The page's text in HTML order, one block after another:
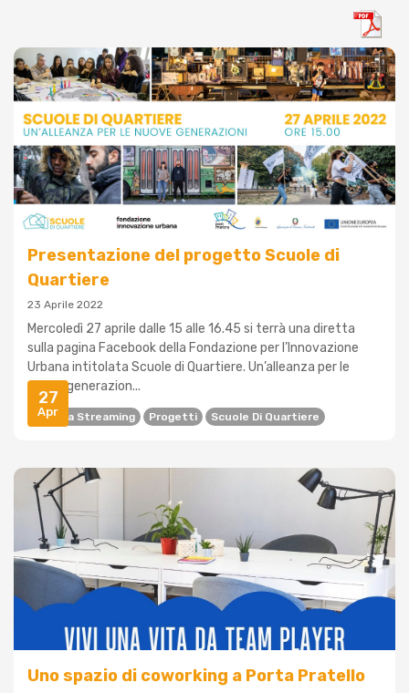
27
Apr
Presentazione del progetto Scuole di
Quartiere
23 Aprile 2022
Mercoledì 27 aprile dalle 15 alle 16.45 si terrà una diretta
sulla pagina Facebook della Fondazione per l’Innovazione
Urbana intitolata Scuole di Quartiere. Un’alleanza per le
nuove generazion...
Diretta Streaming Progetti Scuole Di Quartiere
Uno spazio di coworking a Porta Pratello